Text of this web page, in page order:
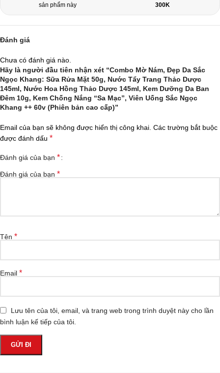
sản phẩm này
300K
Đánh giá
Chưa có đánh giá nào.
Hãy là người đầu tiên nhận xét “Combo Mờ Nám, Đẹp Da Sắc
Ngọc Khang: Sữa Rửa Mặt 50g, Nước Tẩy Trang Thảo Dược
145ml, Nước Hoa Hồng Thảo Dược 145ml, Kem Dưỡng Da Ban
Đêm 10g, Kem Chống Nắng “Sa Mạc”, Viên Uống Sắc Ngọc
Khang ++ 60v (Phiên bản cao cấp)”
Email của bạn sẽ không được hiển thị công khai. Các trường bắt buộc
được đánh dấu *
Đánh giá của bạn *
Đánh giá của bạn *
Tên *
Email *
Lưu tên của tôi, email, và trang web trong trình duyệt này cho lần
bình luận kế tiếp của tôi.